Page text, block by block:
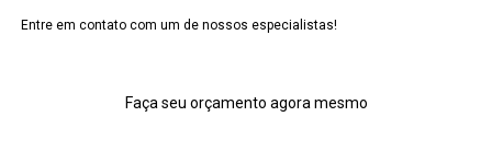
Entre em contato com um de nossos especialistas!
Faça seu orçamento agora mesmo